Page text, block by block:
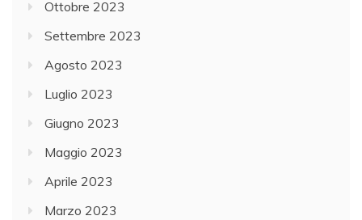
Ottobre 2023
Settembre 2023
Agosto 2023
Luglio 2023
Giugno 2023
Maggio 2023
Aprile 2023
Marzo 2023